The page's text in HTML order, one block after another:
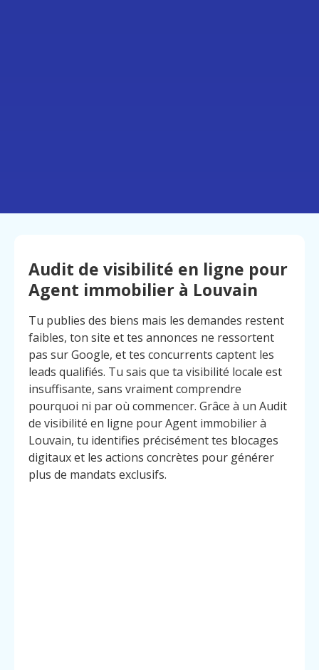
Audit de visibilité en ligne pour
Agent immobilier à Louvain
Tu publies des biens mais les demandes restent
faibles, ton site et tes annonces ne ressortent
pas sur Google, et tes concurrents captent les
leads qualifiés. Tu sais que ta visibilité locale est
insuffisante, sans vraiment comprendre
pourquoi ni par où commencer. Grâce à un Audit
de visibilité en ligne pour Agent immobilier à
Louvain, tu identifies précisément tes blocages
digitaux et les actions concrètes pour générer
plus de mandats exclusifs.